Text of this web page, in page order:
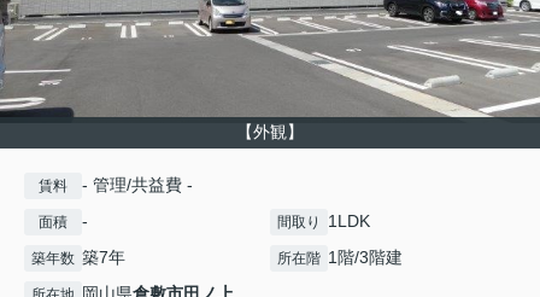
【外観】
賃料 - 管理/共益費 -
面積 - 間取り 1LDK
築年数 築7年 所在階 1階/3階建